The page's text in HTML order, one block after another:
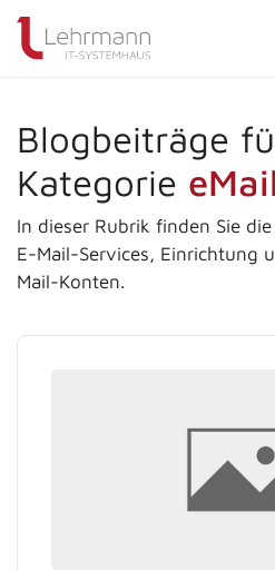
Blogbeiträge
Kategorie eMail
In dieser Rubrik finden Sie
E-Mail-Services, Einrichtung
Mail-Konten.